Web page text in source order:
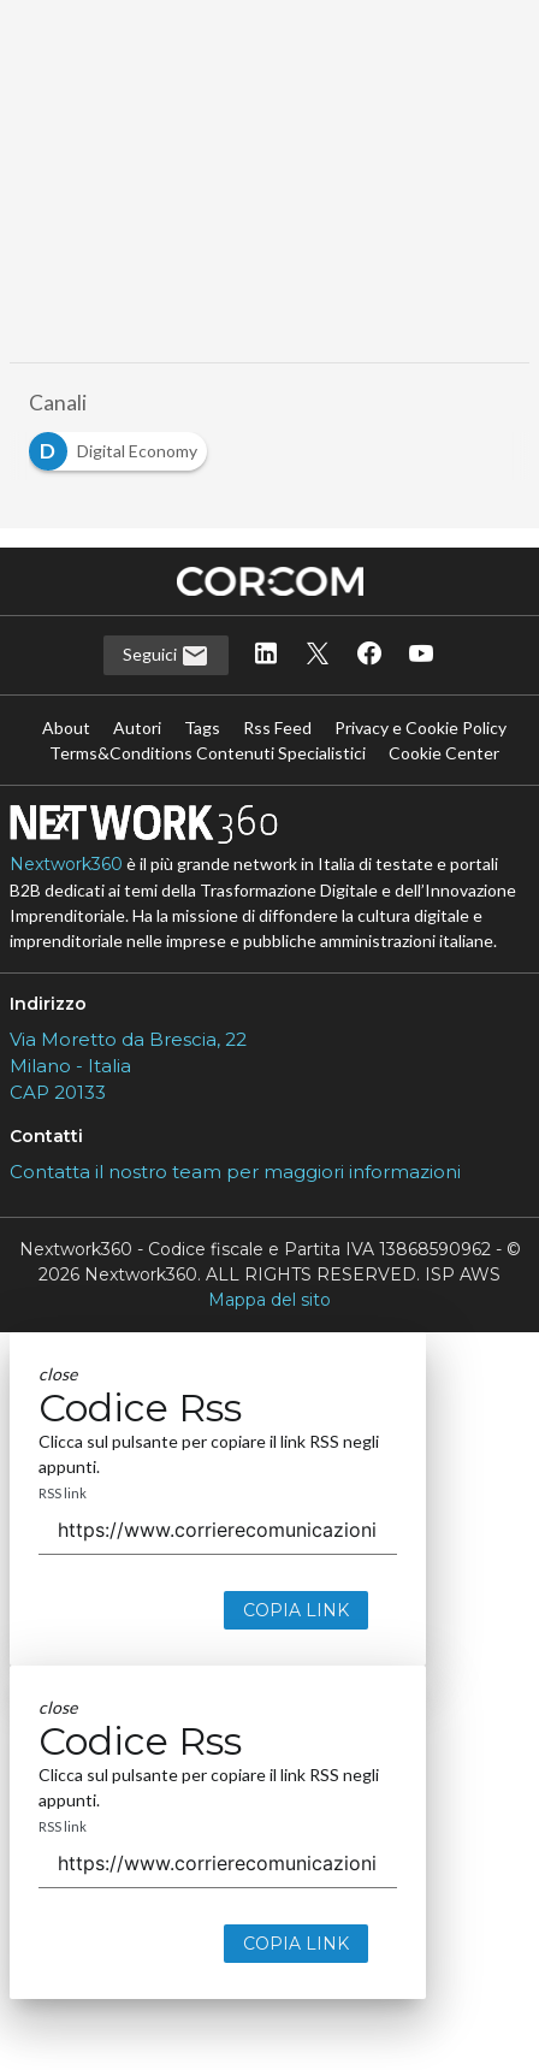
Canali
D
Digital Economy
Seguici
About Autori Tags Rss Feed
Privacy e Cookie Policy
Terms&Conditions Contenuti Specialistici
Cookie Center
Nextwork360 è il più grande network in Italia di testate e portali
B2B dedicati ai temi della Trasformazione Digitale e dell’Innovazione
Imprenditoriale. Ha la missione di diffondere la cultura digitale e
imprenditoriale nelle imprese e pubbliche amministrazioni italiane.
Indirizzo
Via Moretto da Brescia, 22
Milano - Italia
CAP 20133
Contatti
Contatta il nostro team per maggiori informazioni
Nextwork360 - Codice fiscale e Partita IVA 13868590962 - ©
2026 Nextwork360. ALL RIGHTS RESERVED. ISP AWS
Mappa del sito
close
Codice Rss
Clicca sul pulsante per copiare il link RSS negli
appunti.
RSS link
COPIA LINK
close
Codice Rss
Clicca sul pulsante per copiare il link RSS negli
appunti.
RSS link
COPIA LINK